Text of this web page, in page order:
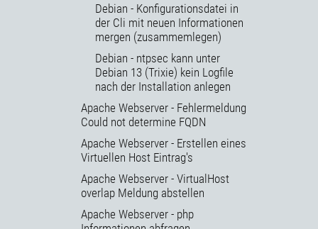
Debian - Konfigurationsdatei in
der Cli mit neuen Informationen
mergen (zusammemlegen)
Debian - ntpsec kann unter
Debian 13 (Trixie) kein Logfile
nach der Installation anlegen
Apache Webserver - Fehlermeldung
Could not determine FQDN
Apache Webserver - Erstellen eines
Virtuellen Host Eintrag's
Apache Webserver - VirtualHost
overlap Meldung abstellen
Apache Webserver - php